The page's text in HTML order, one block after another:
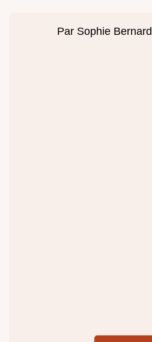
Par Sophie Bernard